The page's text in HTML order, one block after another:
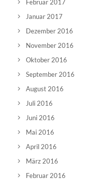
Februar 2017
Januar 2017
Dezember 2016
November 2016
Oktober 2016
September 2016
August 2016
Juli 2016
Juni 2016
Mai 2016
April 2016
März 2016
Februar 2016